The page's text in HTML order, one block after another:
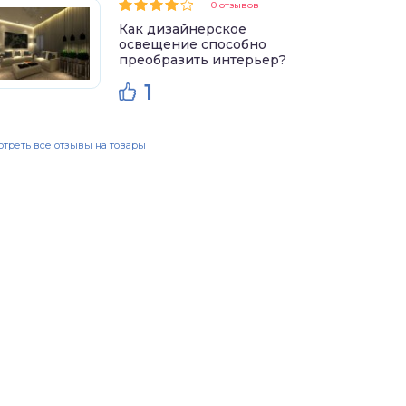
0 отзывов
Как дизайнерское
освещение способно
преобразить интерьер?
1
все отзывы на товары